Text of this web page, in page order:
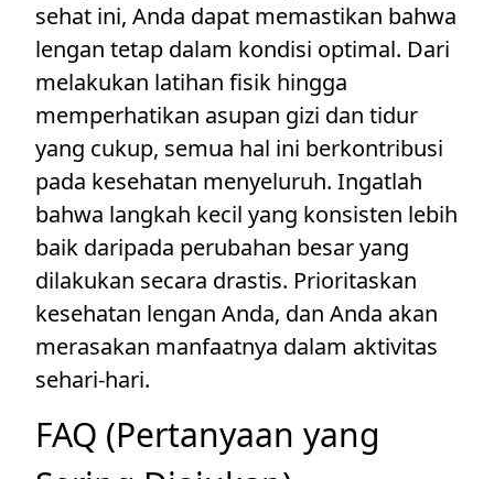
sehat ini, Anda dapat memastikan bahwa
lengan tetap dalam kondisi optimal. Dari
melakukan latihan fisik hingga
memperhatikan asupan gizi dan tidur
yang cukup, semua hal ini berkontribusi
pada kesehatan menyeluruh. Ingatlah
bahwa langkah kecil yang konsisten lebih
baik daripada perubahan besar yang
dilakukan secara drastis. Prioritaskan
kesehatan lengan Anda, dan Anda akan
merasakan manfaatnya dalam aktivitas
sehari-hari.
FAQ (Pertanyaan yang